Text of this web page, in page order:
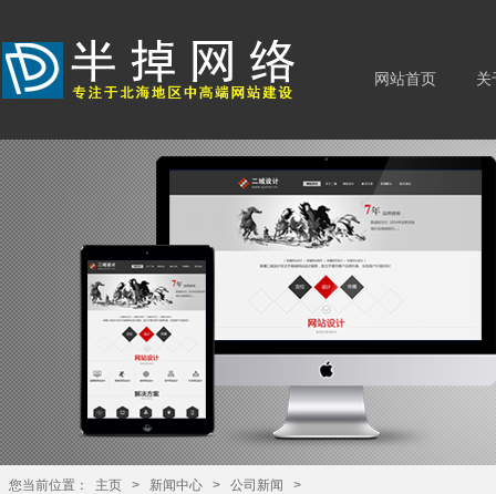
网站首页 关
您当前位置： 主页 > 新闻中心 > 公司新闻 >